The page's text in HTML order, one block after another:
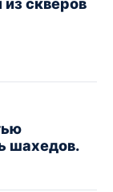
скверов
шахедов.